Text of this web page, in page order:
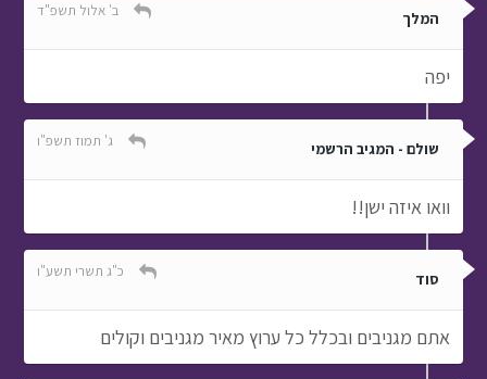
המלך ב' אלול תשפ"ד
יפה
שולם - המגיב הרשמי ג' תמוז תשפ"ו
וואו איזה ישן!!
סוד כ"ג תשרי תשע"ו
אתם מגניבים ובכלל כל ערוץ מאיר מגניבים וקולים